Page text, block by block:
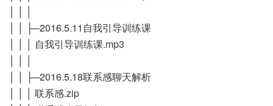
│ │ ├─2016.5.11自我引导训练课
│ │ │ 自我引导训练课.mp3
│ │ ├─2016.5.18联系感聊天解析
│ │ │ 联系感.zip